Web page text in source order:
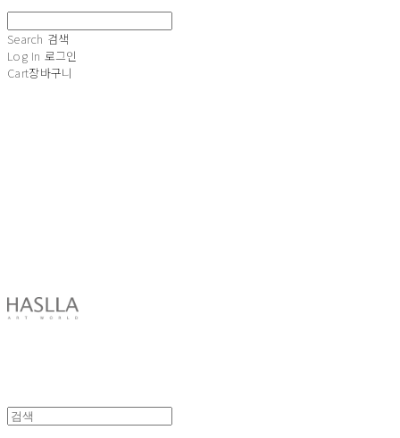
Search 검색
Log In 로그인
Cart장바구니